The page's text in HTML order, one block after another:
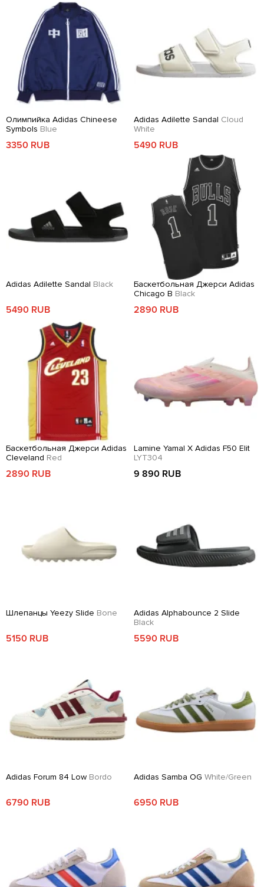
Олимпийка Adidas Chineese
Symbols Blue
3350 RUB
Adidas Adilette Sandal Cloud
White
5490 RUB
Adidas Adilette Sandal Black
5490 RUB
Баскетбольная Джерси Adidas
Chicago B Black
2890 RUB
Баскетбольная Джерси Adidas
Cleveland Red
2890 RUB
Lamine Yamal X Adidas F50 Elit
LYT304
9 890 RUB
Шлепанцы Yeezy Slide Bone
5150 RUB
Adidas Alphabounce 2 Slide
Black
5590 RUB
Adidas Forum 84 Low Bordo
6790 RUB
Adidas Samba OG White/Green
6950 RUB